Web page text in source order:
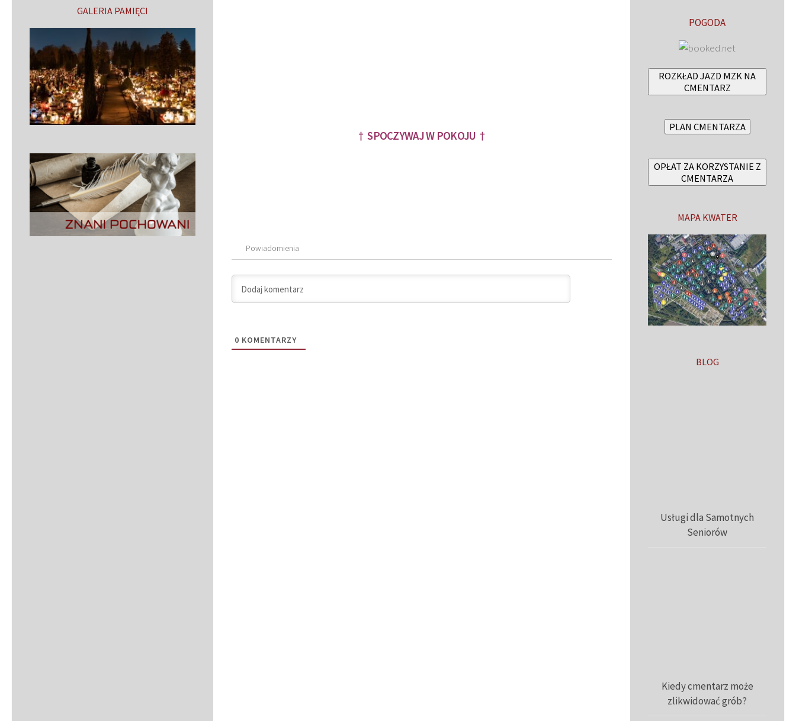
† SPOCZYWAJ W POKOJU †
Powiadomienia
0 KOMENTARZY
GALERIA PAMIĘCI
POGODA
ROZKŁAD JAZD MZK NA
CMENTARZ
PLAN CMENTARZA
OPŁAT ZA KORZYSTANIE Z
CMENTARZA
MAPA KWATER
BLOG
Usługi dla Samotnych
Seniorów
Kiedy cmentarz może
zlikwidować grób?